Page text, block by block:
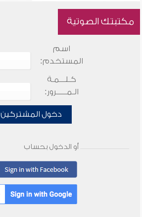
مكتبتك الصوتية
اسم
المستخدم:
كـلـــمـة
الـمـــــرور:
دخول المشتركين
أو الدخول بحساب